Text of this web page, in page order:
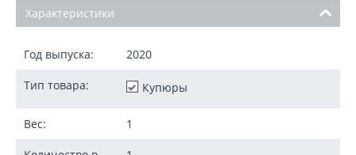
Характеристики
Год выпуска: 2020
Тип товара: Купюры
Вес: 1